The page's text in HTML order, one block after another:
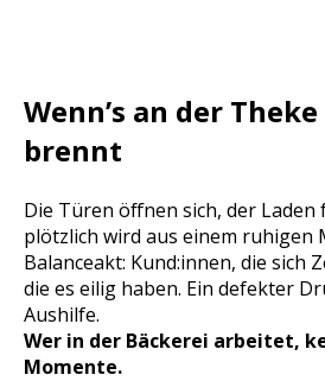
Wenn’s an der
brennt
Die Türen öffnen sich, der Laden
plötzlich wird aus einem ruhigen
Balanceakt: Kund:innen, die sich
die es eilig haben. Ein defekter
Aushilfe.
Wer in der Bäckerei arbeitet,
Momente.